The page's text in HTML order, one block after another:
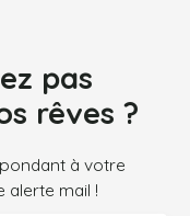
pas
rêves ?
à votre
alerte mail !